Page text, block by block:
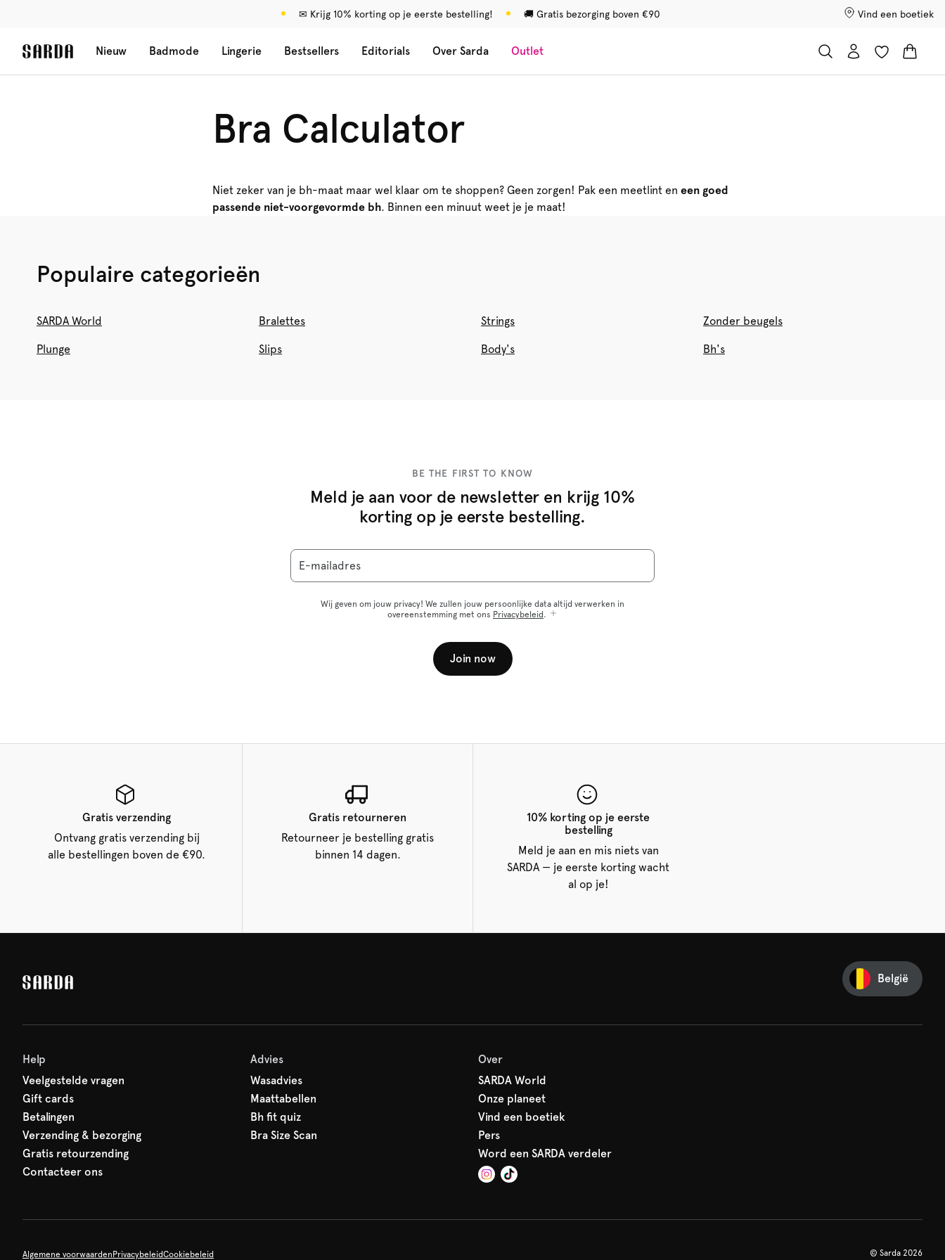
✉ Krijg 10% korting op je eerste bestelling! 🚚 Gratis bezorging boven €90 Vind een boetiek
Nieuw Badmode Lingerie Bestsellers Editorials Over Sarda Outlet
Bra Calculator
Niet zeker van je bh-maat maar wel klaar om te shoppen? Geen zorgen! Pak een meetlint en een goed
passende niet-voorgevormde bh. Binnen een minuut weet je je maat!
Populaire categorieën
SARDA World Bralettes Strings Zonder beugels
Plunge Slips Body's Bh's
BE THE FIRST TO KNOW
Meld je aan voor de newsletter en krijg 10%
korting op je eerste bestelling.
E-mailadres
Wij geven om jouw privacy! We zullen jouw persoonlijke data altijd verwerken in
overeenstemming met ons Privacybeleid .
Join now
Gratis verzending
Ontvang gratis verzending bij
alle bestellingen boven de €90.
Gratis retourneren
Retourneer je bestelling gratis
binnen 14 dagen.
10% korting op je eerste
bestelling
Meld je aan en mis niets van
SARDA — je eerste korting wacht
al op je!
België
Help
Veelgestelde vragen
Gift cards
Betalingen
Verzending & bezorging
Gratis retourzending
Contacteer ons
Advies
Wasadvies
Maattabellen
Bh fit quiz
Bra Size Scan
Over
SARDA World
Onze planeet
Vind een boetiek
Pers
Word een SARDA verdeler
Algemene voorwaarden PrivacybeleidCookiebeleid © Sarda 2026